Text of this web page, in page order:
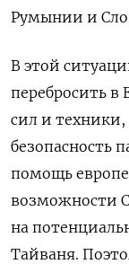
Румынии и
В этой
перебросить в
сил и
безопасность
помощь
возможности
на
Тайваня.